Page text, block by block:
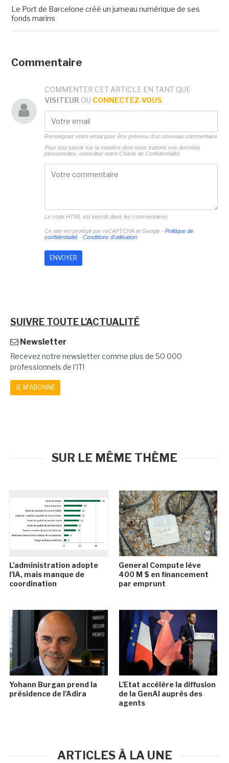
Le Port de Barcelone créé un jumeau numérique de ses
fonds marins
Commentaire
COMMENTER CET ARTICLE EN TANT QUE
VISITEUR OU CONNECTEZ-VOUS
Renseignez votre email pour être prévenu d'un nouveau commentaire
Pour tout savoir sur la manière dont nous traitons vos données
personnelles, consultez notre Charte de Confidentialité.
Le code HTML est interdit dans les commentaires
Ce site est protégé par reCAPTCHA et Google - Politique de
confidentialité- Conditions d'utilisation
SUIVRE TOUTE L'ACTUALITÉ
Newsletter
Recevez notre newsletter comme plus de 50 000
professionnels de l'IT!
JE M'ABONNE
SUR LE MÊME THÈME
L'administration adopte
l'IA, mais manque de
coordination
General Compute lève
400 M $ en financement
par emprunt
Yohann Burgan prend la
présidence de l'Adira
L'Etat accélère la diffusion
de la GenAI auprès des
agents
ARTICLES À LA UNE